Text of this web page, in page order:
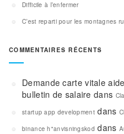
Difficile à l’enfermer
C’est reparti pour les montagnes
COMMENTAIRES RÉCENTS
Demande carte vitale
bulletin de salaire dans
startup app developmentdans
binance h"anvisningskod dans